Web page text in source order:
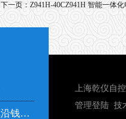
下一页： Z941H-40CZ941H 智能一体
地址：上海市奉贤区青村镇沿钱公路351号
上海乾仪自
管理登陆 技